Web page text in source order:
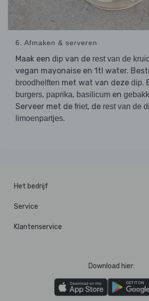
6. Afmaken & serveren
Maak een dip van de rest van de
vegan mayonaise en 1tl water.
broodhelften met wat van deze dip.
burgers, paprika, basilicum en
Serveer met de friet, de rest van de
limoenpartjes.
Het bedrijf
Service
Klantenservice
Download hier: